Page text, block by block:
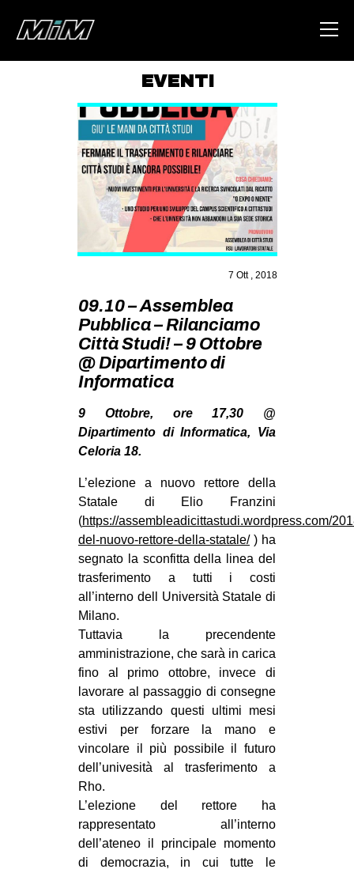
ABOUT
AREA
DEGENERAZIONE
GAZA FREESTYLE
CSOA LAMBRETTA
STUDENTI TSUNAMI
ZAM
MILANO
MOBILITAZIONI
SPAZI
SPORT POPOLARE
AMBIENTE
ANTIFASCISMO
DIRITTO ALL’ABITARE
GENERI
PRECARIATO
REPRESSIONE
STUDENTI
CULTURE
ARTE
MANIFESTI
RECENSIONI
EVENTI
7 Ott , 2018
09.10 – Assemblea
Pubblica – Rilanciamo
Città Studi! – 9 Ottobre
@ Dipartimento di
Informatica
9 Ottobre, ore 17,30 @
Dipartimento di Informatica, Via
Celoria 18.
L’elezione a nuovo rettore della
Statale di Elio Franzini
(https://assembleadicittastudi.wordpress.com/
del-nuovo-rettore-della-statale/) ha
segnato la sconfitta della linea del
trasferimento a tutti i costi
all’interno dell Università Statale di
Milano.
Tuttavia la precendente
amministrazione, che sarà in carica
fino al primo ottobre, invece di
lavorare al passaggio di consegne
sta utilizzando questi ultimi mesi
estivi per forzare la mano e
vincolare il più possibile il futuro
dell’univesità al trasferimento a
Rho.
L’elezione del rettore ha
rappresentato all’interno
dell’ateneo il principale momento
di democrazia, in cui tutte le